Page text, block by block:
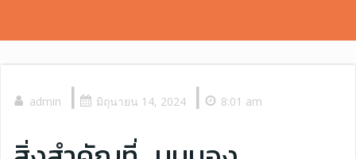
admin | มิถุนายน 14, 2024 | 8:01 am